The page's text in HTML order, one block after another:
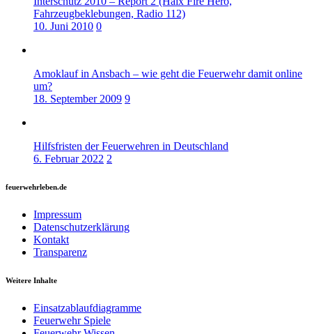
Fahrzeugbeklebungen, Radio 112)
10. Juni 2010 0
Amoklauf in Ansbach – wie geht die Feuerwehr damit online
um?
18. September 2009 9
Hilfsfristen der Feuerwehren in Deutschland
6. Februar 2022 2
feuerwehrleben.de
Impressum
Datenschutzerklärung
Kontakt
Transparenz
Weitere Inhalte
Einsatzablaufdiagramme
Feuerwehr Spiele